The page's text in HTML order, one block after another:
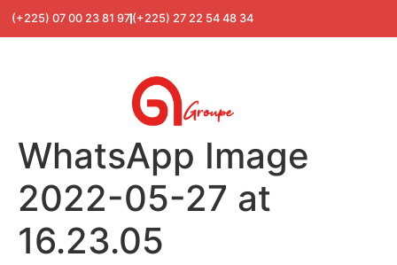
(+225) 07 00 23 81 97 (+225) 27 22 54 48 34
WhatsApp Image
2022-05-27 at
16.23.05